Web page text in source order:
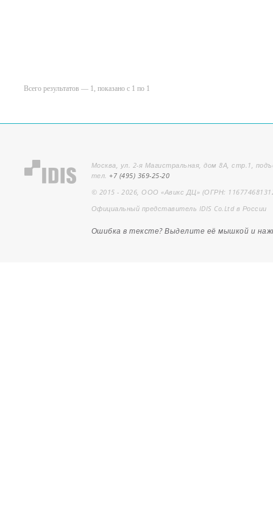
Всего результатов — 1, показано с 1 по 1
Москва, ул. 2-я Магистральная, дом 8А, стр.1,
тел.+7 (495) 369-25-20
© 2015 - 2026, ООО «Авикс ДЦ» (ОГРН:
Официальный представитель IDIS Co.Ltd в России
Ошибка в тексте? Выделите её мышкой и